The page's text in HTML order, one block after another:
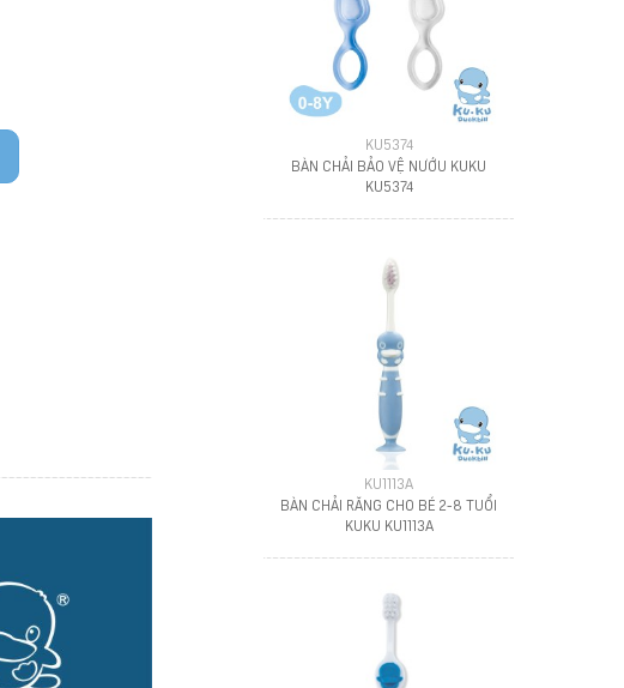
KU5374
BÀN CHẢI BẢO VỆ NƯỚU KUKU
KU5374
KU1113A
BÀN CHẢI RĂNG CHO BÉ 2-8 TUỔI
KUKU KU1113A